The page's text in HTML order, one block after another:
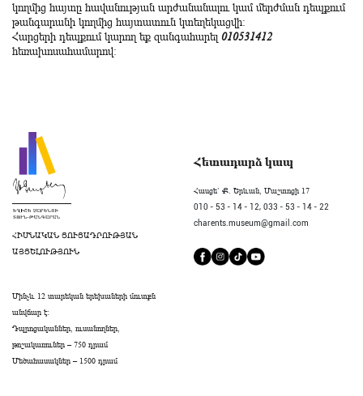
կողմից հայտը հավանության արժանանալու կամ մերժման դեպքում
թանգարանի կողմից հայտատուն կտեղեկացվի:
Հարցերի դեպքում կարող եք զանգահարել 010531412
հեռախոսահամարով։
ՀԻՄՆԱԿԱՆ ՑՈՒՑԱԴՐՈՒԹՅԱՆ
ԱՅՑԵԼՈՒԹՅՈՒՆ
Մինչև 12 տարեկան երեխաների մուտքն
անվճար է։
Դպրոցականներ, ուսանողներ,
թոշակառուներ – 750 դրամ
Մեծահասակներ – 1500 դրամ
Հետադարձ կապ
Հասցե` Ք. Երևան, Մաշտոցի 17
010 - 53 - 14 - 12, 033 - 53 - 14 - 22
charents.museum@gmail.com